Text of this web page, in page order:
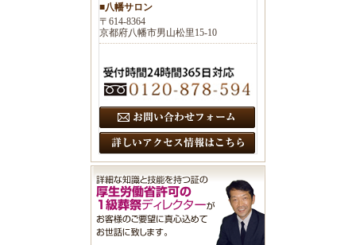
■八幡サロン
〒614-8364
京都府八幡市男山松里15-10